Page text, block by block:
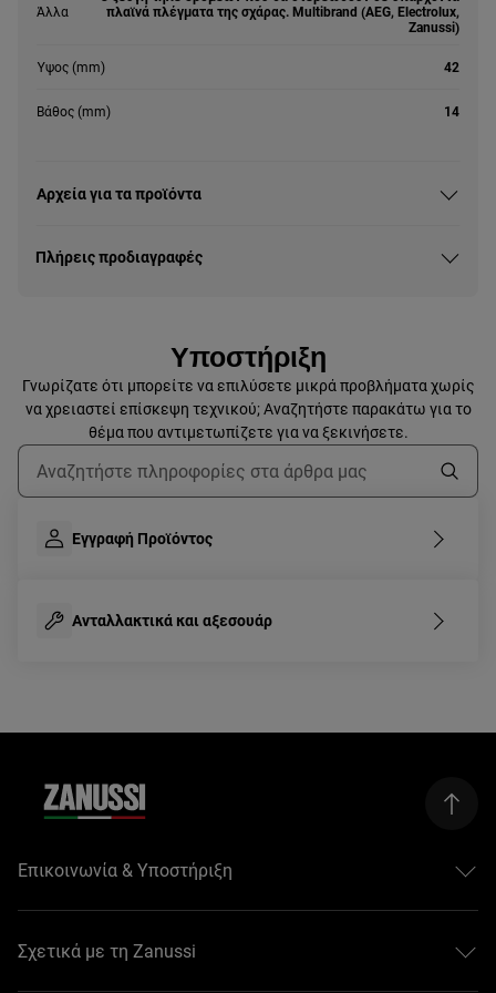
Άλλα
πλαϊνά πλέγματα της σχάρας. Multibrand (AEG, Electrolux,
Zanussi)
Ύψος (mm) 42
Βάθος (mm) 14
Αρχεία για τα προϊόντα
Πλήρεις προδιαγραφές
Υποστήριξη
Γνωρίζατε ότι μπορείτε να επιλύσετε μικρά προβλήματα χωρίς
να χρειαστεί επίσκεψη τεχνικού; Αναζητήστε παρακάτω για το
θέμα που αντιμετωπίζετε για να ξεκινήσετε.
Τύπος για αναζήτηση άρθρων υποστήριξης
Εγγραφή Προϊόντος
Ανταλλακτικά και αξεσουάρ
Επικοινωνία & Υποστήριξη
Σέρβις & Υποστήριξη
Εγγραφή προϊόντος
Κατεβάστε τις οδηγίες χρήσης
Σχετικά με τη Zanussi